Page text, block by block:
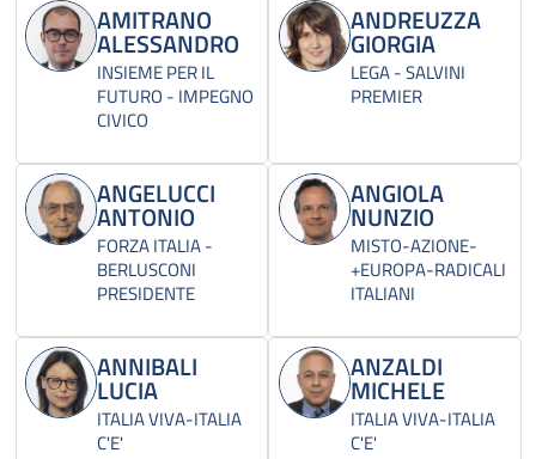
AMITRANO
ALESSANDRO
INSIEME PER IL
FUTURO - IMPEGNO
CIVICO
ANDREUZZA
GIORGIA
LEGA - SALVINI
PREMIER
ANGELUCCI
ANTONIO
FORZA ITALIA -
BERLUSCONI
PRESIDENTE
ANGIOLA
NUNZIO
MISTO-AZIONE-
+EUROPA-RADICALI
ITALIANI
ANNIBALI
LUCIA
ITALIA VIVA-ITALIA
C'E'
ANZALDI
MICHELE
ITALIA VIVA-ITALIA
C'E'